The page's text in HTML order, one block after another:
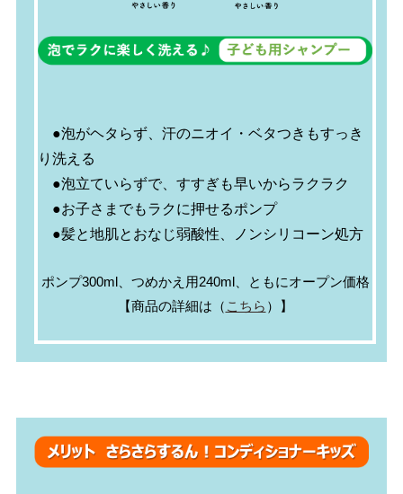
●泡がヘタらず、汗のニオイ・ベタつきもすっき
り洗える
●泡立ていらずで、すすぎも早いからラクラク
●お子さまでもラクに押せるポンプ
●髪と地肌とおなじ弱酸性、ノンシリコーン処方
ポンプ300ml、つめかえ用240ml、ともにオープン価格
【商品の詳細は（ こちら ）】